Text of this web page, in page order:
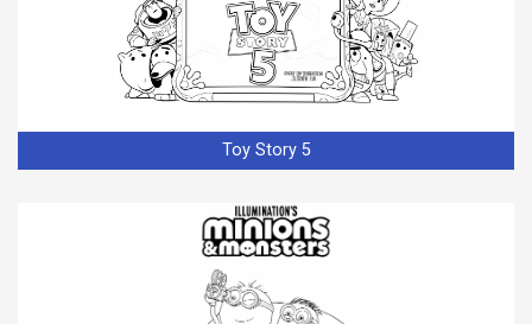
Toy Story 5